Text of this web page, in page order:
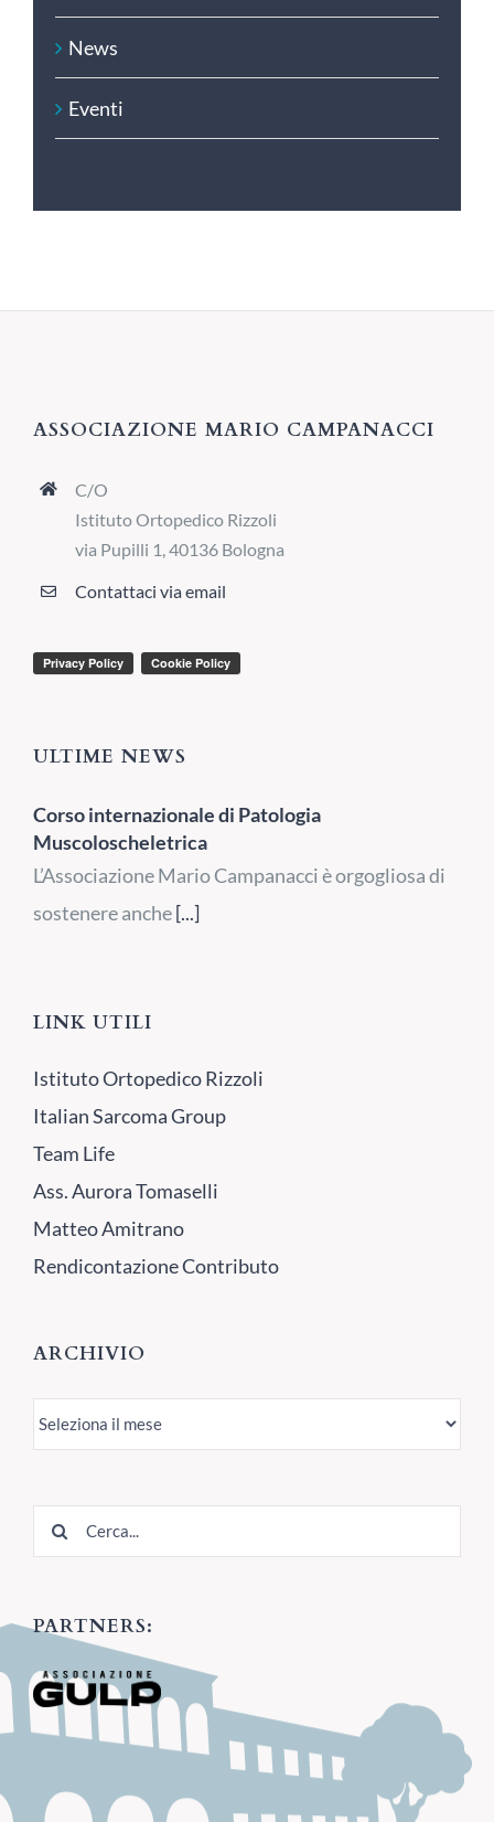
News
Eventi
ASSOCIAZIONE MARIO CAMPANACCI
C/O
Istituto Ortopedico Rizzoli
via Pupilli 1, 40136 Bologna
Contattaci via email
ULTIME NEWS
Corso internazionale di Patologia
Muscoloscheletrica
L’Associazione Mario Campanacci è orgogliosa di
sostenere anche[...]
LINK UTILI
Istituto Ortopedico Rizzoli
Italian Sarcoma Group
Team Life
Ass. Aurora Tomaselli
Matteo Amitrano
Rendicontazione Contributo
ARCHIVIO
Archivio
Cerca
per:
PARTNERS: